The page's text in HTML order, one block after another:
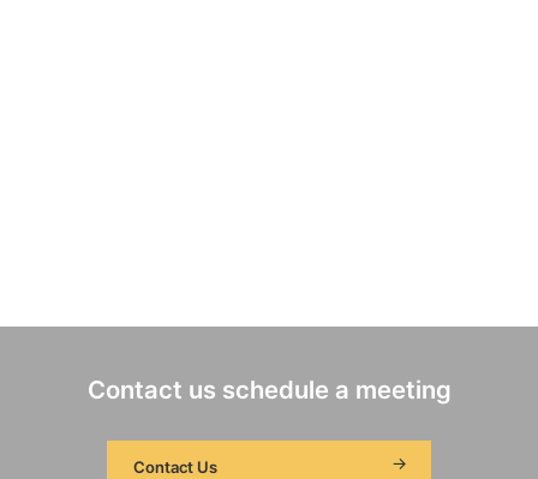
Contact us schedule a meeting
Contact Us